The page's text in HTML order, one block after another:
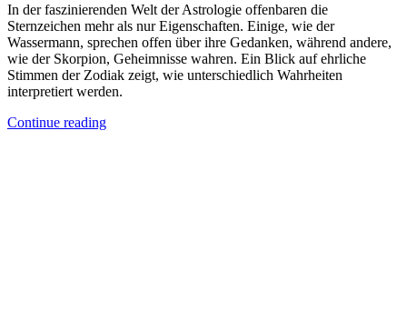
In der faszinierenden Welt der Astrologie offenbaren die
Sternzeichen mehr als nur Eigenschaften. Einige, wie der
Wassermann, sprechen offen über ihre Gedanken, während andere,
wie der Skorpion, Geheimnisse wahren. Ein Blick auf ehrliche
Stimmen der Zodiak zeigt, wie unterschiedlich Wahrheiten
interpretiert werden.
Continue reading